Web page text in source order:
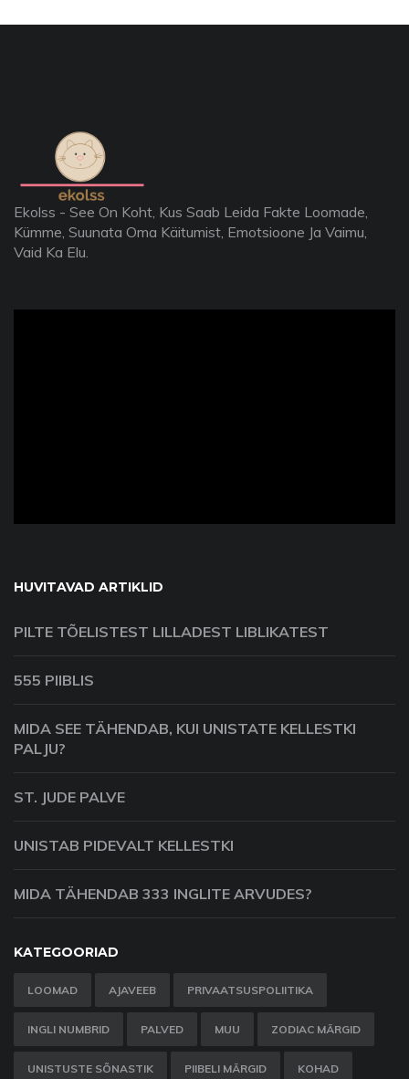
Ekolss - See On Koht, Kus Saab Leida Fakte Loomade,
Kümme, Suunata Oma Käitumist, Emotsioone Ja Vaimu,
Vaid Ka Elu.
HUVITAVAD ARTIKLID
PILTE TÕELISTEST LILLADEST LIBLIKATEST
555 PIIBLIS
MIDA SEE TÄHENDAB, KUI UNISTATE KELLESTKI
PALJU?
ST. JUDE PALVE
UNISTAB PIDEVALT KELLESTKI
MIDA TÄHENDAB 333 INGLITE ARVUDES?
KATEGOORIAD
LOOMAD AJAVEEB PRIVAATSUSPOLIITIKA
INGLI NUMBRID PALVED MUU ZODIAC MÄRGID
UNISTUSTE SÕNASTIK PIIBELI MÄRGID KOHAD